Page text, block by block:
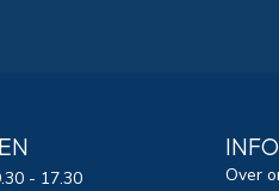
- 17.30
Over